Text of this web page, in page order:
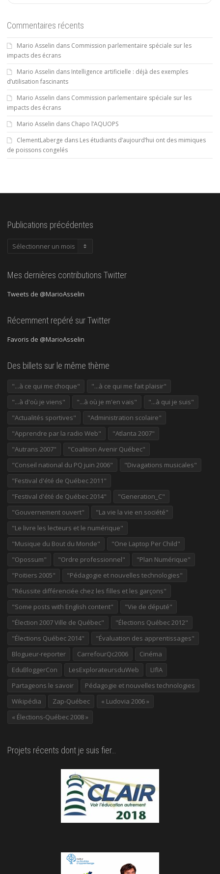
Commentaires récents
Mario Asselin dans Commission parlementaire spéciale sur les
impacts des écrans
Mario Asselin dans Intelligence artificielle : déjà des exemples
d’utilisation fascinants
Mario Asselin dans Commission parlementaire spéciale sur les
impacts des écrans
Mario Asselin dans Chapo l’AQUOPS
ClementLaberge dans Les étudiants d’aujourd’hui ont des mimiques
de poissons congelés
Publications précédentes
Publications
Mes dernières contributions Twitter
Tweets de @MarioAsselin
Récemment repéré sur Twitter
Favoris de @MarioAsselin
Des billets sur le même thème
"...à ce qui me choque"
"...à ce qui me fait plaisir"
"...à d'où je viens"
"...à où je m'en vais"
"...à qui je suis"
"Actualités sportives"
"Administration scolaire"
"Apprendre par la radio Web"
"Atlanta 2007"
"Autrans 2007"
"Coalition Avenir Québec"
"Conseil national du PQ juin 2006"
"Divagations musicales"
"Festival d'été de Québec 2011"
"Festival d'été de Québec 2014"
"Generation_C"
"Gouvernement ouvert"
"La vie la vie en société"
"Le livre les lecteurs et le numérique"
"Musique du Bout du Monde"
"One Laptop Per Child"
"Opossum"
"Ordre professionnel"
"Plan Numérique"
"Poitiers 2005"
"Pédagogie et nouvelles technologies"
"Réussite différenciée chez les filles et les garçons"
"Some posts with English content"
"Vie de député"
"Élection 2007 Ville de Québec"
"Élections Québec 2012"
"Élections Québec 2014"
"Évaluation des apprentissages"
Blogueur-reporter
CarrefourQc2006
Cinéma
EduBloggerCon
LesExplorateursduWeb
LIfIA
Partageons le savoir
Pédagogie et nouvelles technologies
Wikipédia
Zap-Québec
« Ludovia 2006 »
« Élections-Québec 2008 »
Projets récents dont je suis fier…